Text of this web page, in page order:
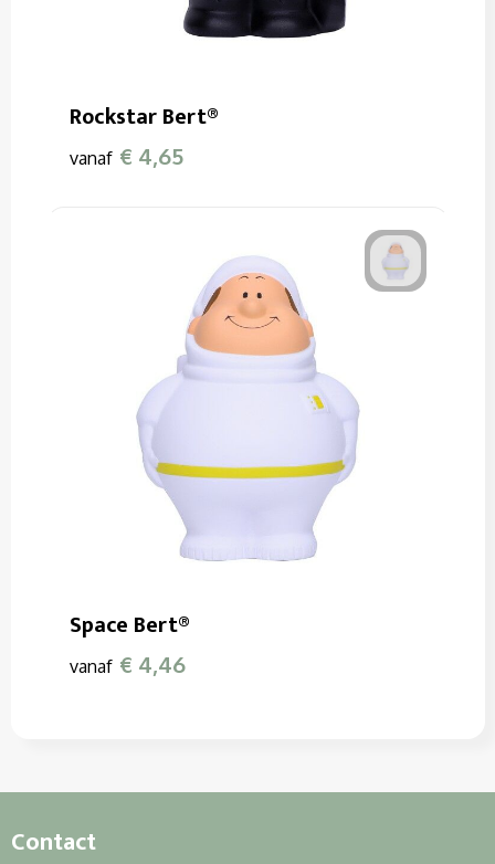
Rockstar Bert®
vanaf € 4,65
Space Bert®
vanaf € 4,46
Contact